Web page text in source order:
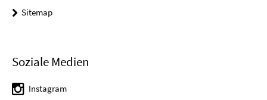
Sitemap
Soziale Medien
Instagram